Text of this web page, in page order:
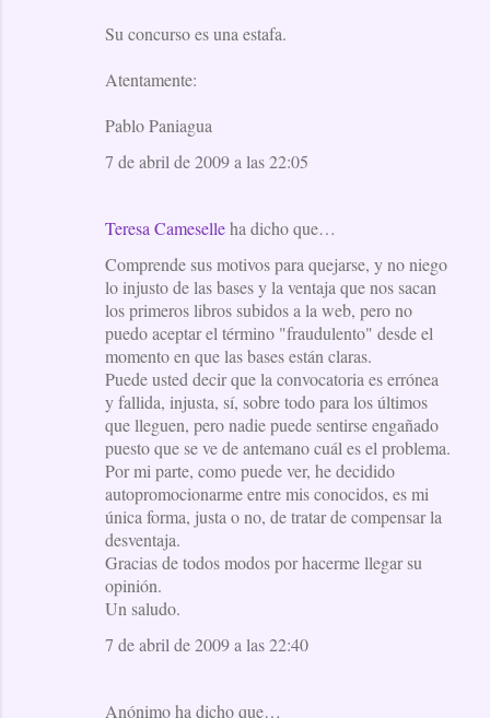
Su concurso es una estafa.
Atentamente:
Pablo Paniagua
7 de abril de 2009 a las 22:05
Teresa Cameselleha dicho que…
Comprende sus motivos para quejarse, y no niego
lo injusto de las bases y la ventaja que nos sacan
los primeros libros subidos a la web, pero no
puedo aceptar el término "fraudulento" desde el
momento en que las bases están claras.
Puede usted decir que la convocatoria es errónea
y fallida, injusta, sí, sobre todo para los últimos
que lleguen, pero nadie puede sentirse engañado
puesto que se ve de antemano cuál es el problema.
Por mi parte, como puede ver, he decidido
autopromocionarme entre mis conocidos, es mi
única forma, justa o no, de tratar de compensar la
desventaja.
Gracias de todos modos por hacerme llegar su
opinión.
Un saludo.
7 de abril de 2009 a las 22:40
Anónimo ha dicho que…